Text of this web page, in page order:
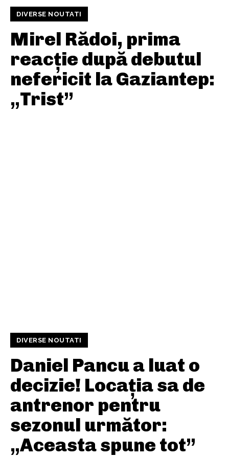
DIVERSE NOUTATI
Mirel Rădoi, prima
reacție după debutul
nefericit la Gaziantep:
„Trist”
DIVERSE NOUTATI
Daniel Pancu a luat o
decizie! Locația sa de
antrenor pentru
sezonul următor:
„Aceasta spune tot”